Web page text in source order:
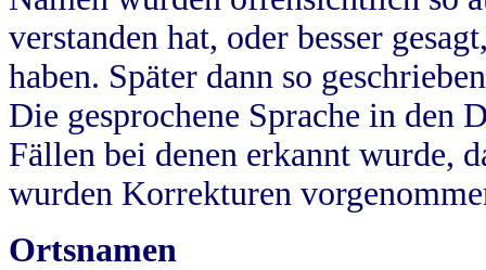
verstanden hat, oder besser
haben. Später dann so
Die gesprochene Sprache in
Fällen bei denen erkannt wurde,
wurden Korrekturen
Ortsnamen